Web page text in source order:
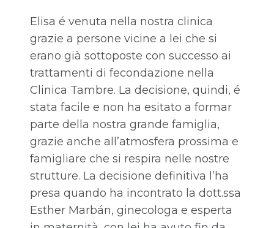
Elisa é venuta nella nostra clinica
grazie a persone vicine a lei che si
erano già sottoposte con successo ai
trattamenti di fecondazione nella
Clinica Tambre. La decisione, quindi, é
stata facile e non ha esitato a formar
parte della nostra grande famiglia,
grazie anche all’atmosfera prossima e
famigliare che si respira nelle nostre
strutture. La decisione definitiva l’ha
presa quando ha incontrato la dott.ssa
Esther Marbán, ginecologa e esperta